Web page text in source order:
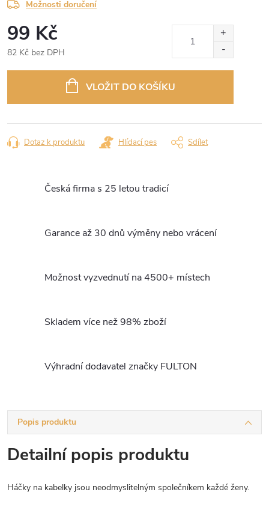
Možnosti doručení
99 Kč
82 Kč bez DPH
VLOŽIT DO KOŠÍKU
Dotaz k produktu Hlídací pes Sdílet
Česká firma s 25 letou tradicí
Garance až 30 dnů výměny nebo vrácení
Možnost vyzvednutí na 4500+ místech
Skladem více než 98% zboží
Výhradní dodavatel značky FULTON
Popis produktu
Detailní popis produktu
Háčky na kabelky jsou neodmyslitelným společníkem každé ženy.